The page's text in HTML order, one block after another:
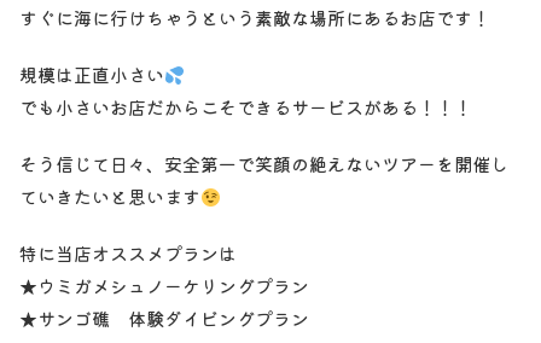
すぐに海に行けちゃうという素敵な場所にあるお店です！
規模は正直小さい
でも小さいお店だからこそできるサービスがある！！！
そう信じて日々、安全第一で笑顔の絶えないツアーを開催し
ていきたいと思います
特に当店オススメプランは
★ウミガメシュノーケリングプラン
★サンゴ礁 体験ダイビングプラン